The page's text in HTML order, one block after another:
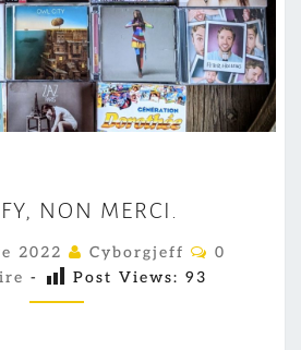
P
O
T
I
NON MERCI.
2022 Cyborgjeff
C
0
- Post Views: 93